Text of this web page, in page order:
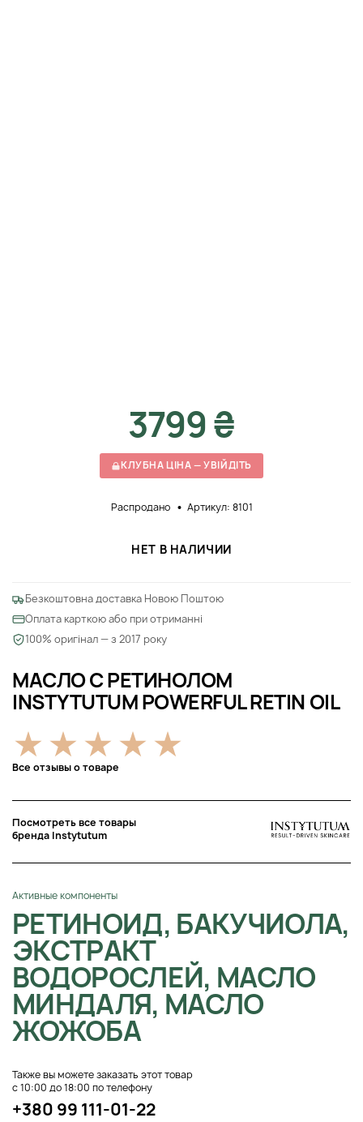
МАСЛО С РЕТИНОЛОМ
INSTYTUTUM POWERFUL RETIN OIL
Все отзывы о товаре
Посмотреть все товары
бренда Instytutum
Активные компоненты
РЕТИНОИД, БАКУЧИОЛА,
ЭКСТРАКТ
ВОДОРОСЛЕЙ, МАСЛО
МИНДАЛЯ, МАСЛО
ЖОЖОБА
Также вы можете заказать этот товар
с 10:00 до 18:00 по телефону
+380 99 111-01-22
3799 ₴
КЛУБНА ЦІНА — УВІЙДІТЬ
Распродано Артикул: 8101
НЕТ В НАЛИЧИИ
Безкоштовна доставка Новою Поштою
Оплата карткою або при отриманні
100% оригінал — з 2017 року